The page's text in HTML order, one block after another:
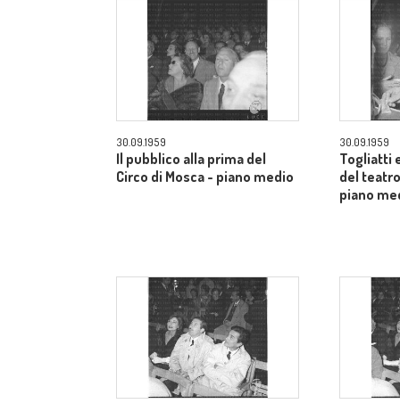
30.09.1959
Il pubblico alla prima del
Circo di Mosca - piano medio
30.09.1959
Togliatti
del
piano